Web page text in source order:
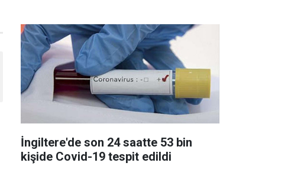
İngiltere'de son 24 saatte 53 bin
kişide Covid-19 tespit edildi